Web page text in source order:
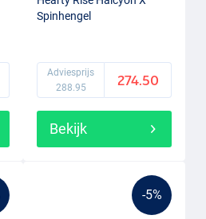
Spinhengel
Adviesprijs
288.95
274.50
Bekijk
-5%